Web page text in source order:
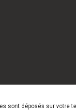
sont déposés sur votre